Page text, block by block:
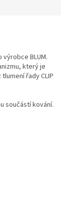
výrobce BLUM.
který je
řady CLIP
součástí kování.